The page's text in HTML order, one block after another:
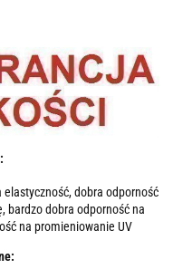
dobra odporność
bardzo dobra odporność na
na promieniowanie UV